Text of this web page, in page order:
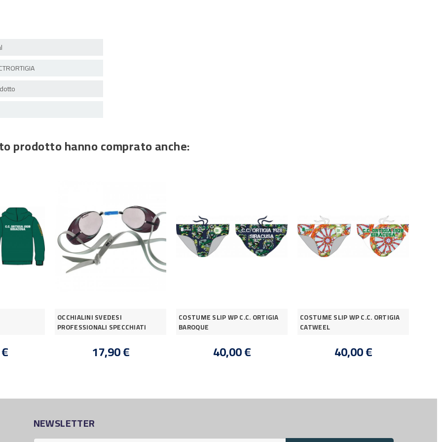
prodotto hanno comprato anche:
OCCHIALINI SVEDESI
PROFESSIONALI SPECCHIATI
17,90 €
COSTUME SLIP WP C.C. ORTIGIA
BAROQUE
40,00 €
COSTUME SLIP WP C.C. ORTIGIA
CATWEEL
40,00 €
NEWSLETTER